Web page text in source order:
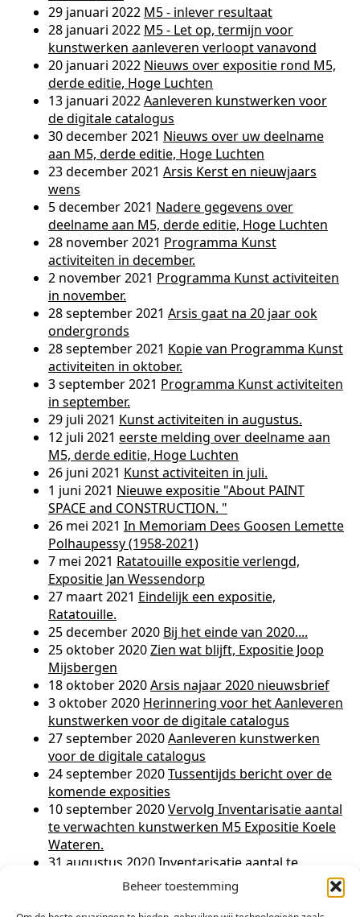
Beheer toestemming
29 januari 2022 M5 - inlever resultaat
28 januari 2022 M5 - Let op, termijn voor
kunstwerken aanleveren verloopt vanavond
20 januari 2022 Nieuws over expositie rond M5,
derde editie, Hoge Luchten
13 januari 2022Aanleveren kunstwerken voor
de digitale catalogus
30 december 2021 Nieuws over uw deelname
aan M5, derde editie, Hoge Luchten
23 december 2021 Arsis Kerst en nieuwjaars
wens
5 december 2021 Nadere gegevens over
deelname aan M5, derde editie, Hoge Luchten
28 november 2021 Programma Kunst
activiteiten in december.
2 november 2021 Programma Kunst activiteiten
in november.
28 september 2021 Arsis gaat na 20 jaar ook
ondergronds
28 september 2021 Kopie van Programma Kunst
activiteiten in oktober.
3 september 2021 Programma Kunst activiteiten
in september.
29 juli 2021 Kunst activiteiten in augustus.
12 juli 2021 eerste melding over deelname aan
M5, derde editie, Hoge Luchten
26 juni 2021 Kunst activiteiten in juli.
1 juni 2021 Nieuwe expositie "About PAINT
SPACE and CONSTRUCTION. "
26 mei 2021 In Memoriam Dees Goosen Lemette
Polhaupessy (1958-2021)
7 mei 2021 Ratatouille expositie verlengd,
Expositie Jan Wessendorp
27 maart 2021 Eindelijk een expositie,
Ratatouille.
25 december 2020 Bij het einde van 2020....
25 oktober 2020Zien wat blijft, Expositie Joop
Mijsbergen
18 oktober 2020Arsis najaar 2020 nieuwsbrief
3 oktober 2020 Herinnering voor het Aanleveren
kunstwerken voor de digitale catalogus
27 september 2020Aanleveren kunstwerken
voor de digitale catalogus
24 september 2020Tussentijds bericht over de
komende exposities
10 september 2020Vervolg Inventarisatie aantal
te verwachten kunstwerken M5 Expositie Koele
Wateren.
31 augustus 2020Inventarisatie aantal te
verwachten kunstwerken M5 Expositie Koele